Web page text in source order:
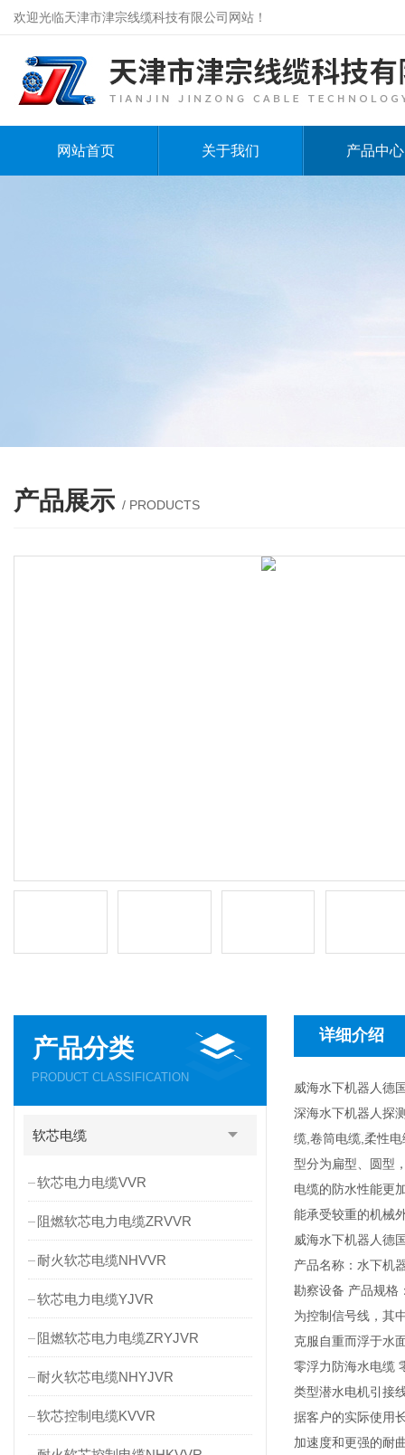
欢迎光临天津市津宗线缆科技有限公司网站！
网站首页 关于我们 产品中心
产品展示 / PRODUCTS
产品分类
PRODUCT CLASSIFICATION
软芯电缆
软芯电力电缆VVR
阻燃软芯电力电缆ZRVVR
耐火软芯电缆NHVVR
软芯电力电缆YJVR
阻燃软芯电力电缆ZRYJVR
耐火软芯电缆NHYJVR
软芯控制电缆KVVR
详细介绍
威海水下机器人德
深海水下机器人探
缆,卷筒电缆,柔性
型分为扁型、圆型
电缆的防水性能更
能承受较重的机械
威海水下机器人德
产品名称：水下机
勘察设备 产品规格
为控制信号线，其
克服自重而浮于水
零浮力防海水电缆
类型潜水电机引接
据客户的实际使用
加速度和更强的耐